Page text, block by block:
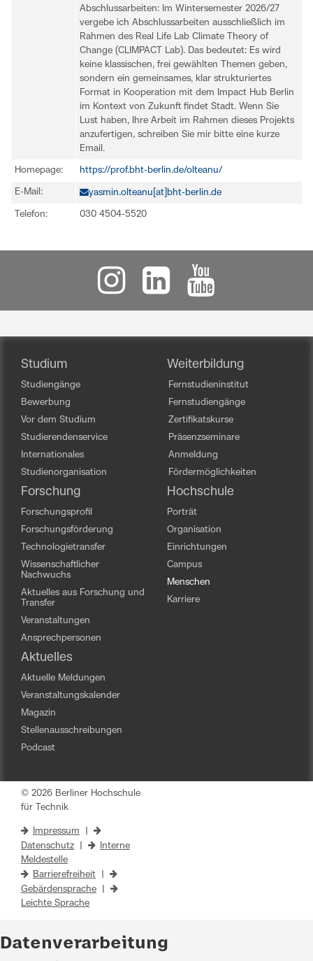
Abschlussarbeiten: Im Wintersemester 2026/27
vergebe ich Abschlussarbeiten ausschließlich im
Rahmen des Real Life Lab Climate Theory of
Change (CLIMPACT Lab). Das bedeutet: Es wird
keine klassischen, frei gewählten Themen geben,
sondern ein gemeinsames, klar strukturiertes
Format in Kooperation mit dem Impact Hub Berlin
im Kontext von Zukunft findet Stadt. Wenn Sie
Lust haben, Ihre Arbeit im Rahmen dieses Projekts
anzufertigen, schreiben Sie mir bitte eine kurze
Email.
Homepage: https://prof.bht-berlin.de/olteanu/
E-Mail: yasmin.olteanu[at]bht-berlin.de
Telefon: 030 4504-5520
Studium
Studiengänge
Bewerbung
Vor dem Studium
Studierendenservice
Internationales
Studienorganisation
Weiterbildung
Fernstudieninstitut
Fernstudiengänge
Zertifikatskurse
Präsenzseminare
Anmeldung
Fördermöglichkeiten
Forschung
Forschungsprofil
Forschungsförderung
Technologietransfer
Wissenschaftlicher
Nachwuchs
Aktuelles aus Forschung und
Transfer
Veranstaltungen
Ansprechpersonen
Hochschule
Porträt
Organisation
Einrichtungen
Campus
Menschen
Karriere
Aktuelles
Aktuelle Meldungen
Veranstaltungskalender
Magazin
Stellenausschreibungen
Podcast
© 2026 Berliner Hochschule
für Technik
Impressum
Datenschutz
Interne
Meldestelle
Barrierefreiheit
Gebärdensprache
Leichte Sprache
Datenverarbeitung